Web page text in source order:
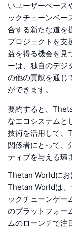
いユーザーベース
ックチェーンベー
合する新たな道を
プロジェクトを支
益を得る機会を見
ーは、独自のデジ
の他の貢献を通じ
ができます。
要約すると、
なエコシステムと
技術を活用して、
関係者にとって、
ティブを与える環
Thetan Worldにお
Thetan Worldは、
ックチェーンゲー
のプラットフォー
ムのローンチで注